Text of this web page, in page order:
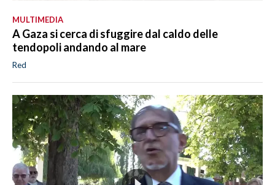
MULTIMEDIA
A Gaza si cerca di sfuggire dal caldo delle
tendopoli andando al mare
Red